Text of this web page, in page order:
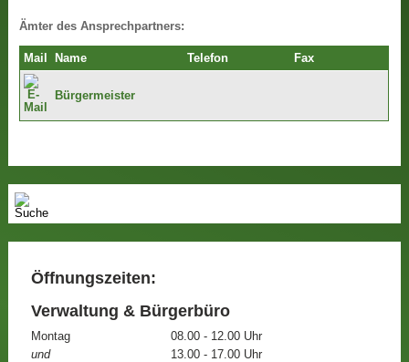
Ämter des Ansprechpartners:
Mail Name Telefon Fax
Bürgermeister
Öffnungszeiten:
Verwaltung & Bürgerbüro
Montag
08.00 - 12.00 Uhr
und
13.00 - 17.00 Uhr